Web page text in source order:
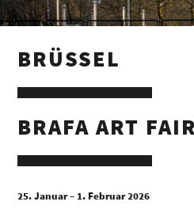
BRÜSSEL
BRAFA ART
25. Januar – 1. Februar 2026